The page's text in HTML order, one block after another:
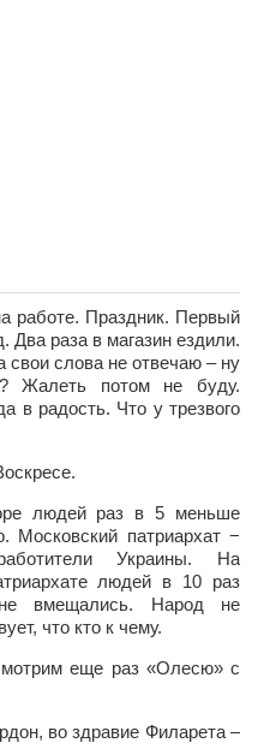
работе. Праздник. Первый
Два раза в магазин ездили.
слова не отвечаю – ну
Жалеть потом не буду.
в радость. Что у трезвого
людей раз в 5 меньше
патриархат −
Украины. На
людей в 10 раз
вмещались. Народ не
что кто к чему.
еще раз «Олесю» с
во здравие Филарета –